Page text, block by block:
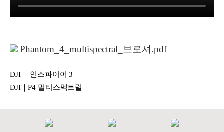
DJI ｜인스파이어 3
DJI｜P4 멀티스펙트럴
Phantom_4_multispectral_브로셔.pdf